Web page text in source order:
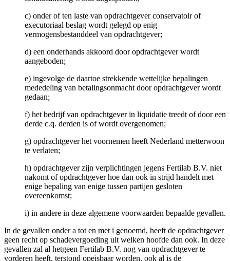
c) onder of ten laste van opdrachtgever conservatoir of
executoriaal beslag wordt gelegd op enig
vermogensbestanddeel van opdrachtgever;
d) een onderhands akkoord door opdrachtgever wordt
aangeboden;
e) ingevolge de daartoe strekkende wettelijke bepalingen
mededeling van betalingsonmacht door opdrachtgever wordt
gedaan;
f) het bedrijf van opdrachtgever in liquidatie treedt of door een
derde c.q. derden is of wordt overgenomen;
g) opdrachtgever het voornemen heeft Nederland metterwoon
te verlaten;
h) opdrachtgever zijn verplichtingen jegens Fertilab B.V. niet
nakomt of opdrachtgever hoe dan ook in strijd handelt met
enige bepaling van enige tussen partijen gesloten
overeenkomst;
i) in andere in deze algemene voorwaarden bepaalde gevallen.
In de gevallen onder a tot en met i genoemd, heeft de opdrachtgever
geen recht op schadevergoeding uit welken hoofde dan ook. In deze
gevallen zal al hetgeen Fertilab B.V. nog van opdrachtgever te
vorderen heeft, terstond opeisbaar worden, ook al is de